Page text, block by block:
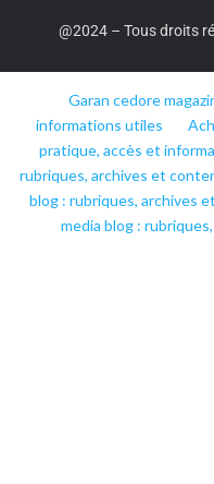
@2024 – Tous droits
Garan cedore
informations utiles
pratique, accès et
rubriques, archives et
blog : rubriques, archives
media blog :